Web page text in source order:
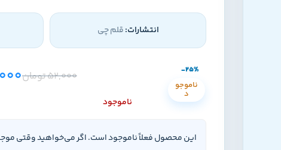
انتشارات:قلم چی
-25%
ناموجو
د
52,000تومان
ناموجود
این محصول فعلاً ناموجود است. اگر می‌خواهید وقتی